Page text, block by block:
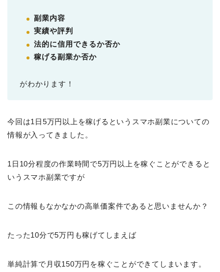
副業内容
実績や評判
法的に信用できるか否か
稼げる副業か否か
がわかります！
今回は1日5万円以上を稼げるというスマホ副業についての
情報が入ってきました。
1日10分程度の作業時間で5万円以上を稼ぐことができると
いうスマホ副業ですが
この情報もなかなかの高単価案件であると思いませんか？
たった10分で5万円も稼げてしまえば
単純計算で月収150万円を稼ぐことができてしまいます。